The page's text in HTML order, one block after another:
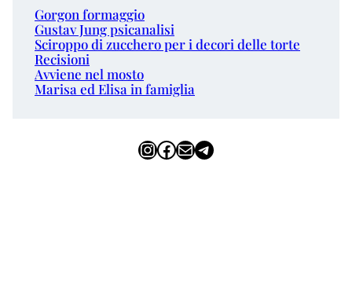
Gorgon formaggio
Gustav Jung psicanalisi
Sciroppo di zucchero per i decori delle torte
Recisioni
Avviene nel mosto
Marisa ed Elisa in famiglia
InstagramFacebook Email Telegram